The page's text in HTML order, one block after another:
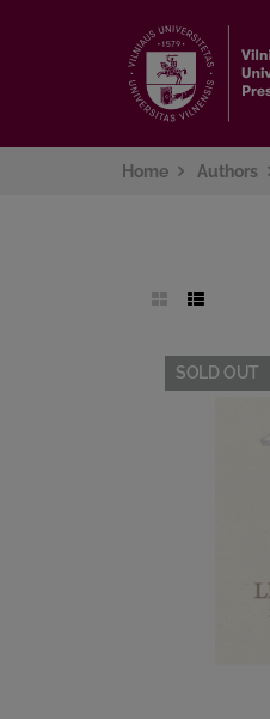
Home Authors
SOLD OUT